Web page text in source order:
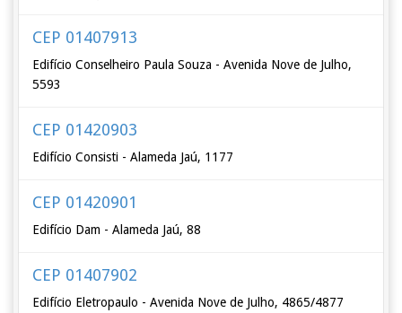
CEP 01407913
Edifício Conselheiro Paula Souza - Avenida Nove de Julho,
5593
CEP 01420903
Edifício Consisti - Alameda Jaú, 1177
CEP 01420901
Edifício Dam - Alameda Jaú, 88
CEP 01407902
Edifício Eletropaulo - Avenida Nove de Julho, 4865/4877